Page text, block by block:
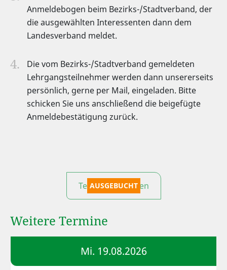
Anmeldebogen beim Bezirks-/Stadtverband, der
die ausgewählten Interessenten dann dem
Landesverband meldet.
Die vom Bezirks-/Stadtverband gemeldeten
Lehrgangsteilnehmer werden dann unsererseits
persönlich, gerne per Mail, eingeladen. Bitte
schicken Sie uns anschließend die beigefügte
Anmeldebestätigung zurück.
Termin auswählen
AUSGEBUCHT
Weitere Termine
Mi. 19.08.2026